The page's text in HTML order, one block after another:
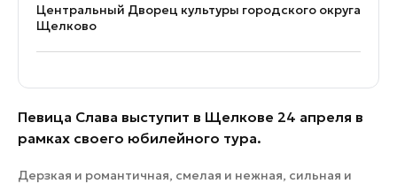
Центральный Дворец культуры городского округа
Щелково
Певица Слава выступит в Щелкове 24 апреля в
рамках своего юбилейного тура.
Дерзкая и романтичная, смелая и нежная, сильная и